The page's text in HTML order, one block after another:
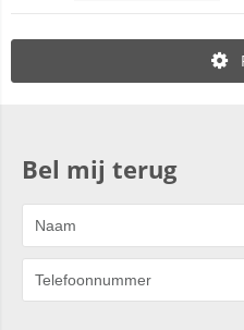
Bel mij terug